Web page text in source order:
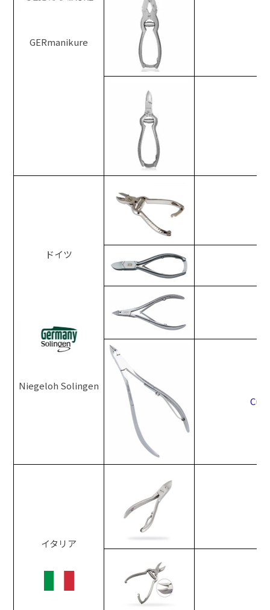
GERmanikure
ドイツ
Niegeloh Solingen
イタリア